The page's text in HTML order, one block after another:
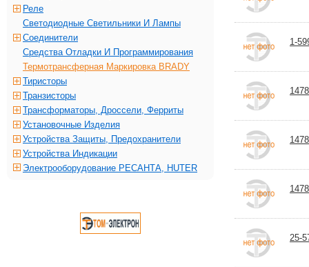
1-
25-
Реле
Светодиодные Светильники И Лампы
Соединители
Средства Отладки И Программирования
Термотрансферная Маркировка BRADY
Тиристоры
Транзисторы
Трансформаторы, Дроссели, Ферриты
Установочные Изделия
Устройства Защиты, Предохранители
Устройства Индикации
Электрооборудование РЕСАНТА, HUTER